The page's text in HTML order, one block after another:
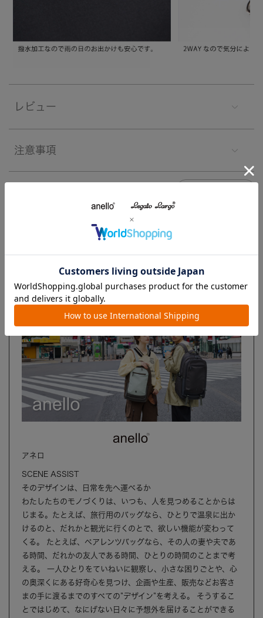
レビュー
注意事項
ブランド
アネロ
SCENE ASSIST
そのデザインは、日常を先へ運べるか
わたしたちのモノづくりは、いつも、人を見つめることからは
じまる。たとえば、旅行用のバッグなら、ひとりで温泉に出か
けるのと、だれかと観光に行くのとで、欲しい機能が変わって
くる。 たとえば、ペアレンツバッグなら、その人の妻や夫であ
る時間、だれかの友人である時間、ひとりの時間のことまで考
える。 一人ひとりをていねいに観察し、小さな困りごとや、心
の奥深くにある好奇心を見つけ、企画や生産、販売などお客さ
まの手に渡るまでのすべての”デザイン”を考える。 そうするこ
とではじめて、なにげない日々に予想外を届けることができる